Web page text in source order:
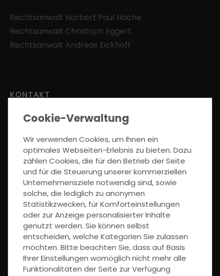
Rechtsanwalt Norbert Paul Hache
Rechtsanwalt Christoph Eggert
Rechtsanwalt Andreas Eickhoff
KONTAKT
HEERechtsanwälte
10777 Berlin
Tel.:030 856 13 77 20
Fax: 030 856 13 77 99
LEISTUNGSSPEKTRUM
Aktuelles
Grundstücksrecht
Cookie-Verwaltung
Wir verwenden Cookies, um Ihnen ein
optimales Webseiten-Erlebnis zu bieten. Dazu
zählen Cookies, die für den Betrieb der Seite
und für die Steuerung unserer kommerziellen
Unternehmensziele notwendig sind, sowie
solche, die lediglich zu anonymen
Statistikzwecken, für Komforteinstellungen
oder zur Anzeige personalisierter Inhalte
genutzt werden. Sie können selbst
entscheiden, welche Kategorien Sie zulassen
möchten. Bitte beachten Sie, dass auf Basis
Ihrer Einstellungen womöglich nicht mehr alle
Funktionalitäten der Seite zur Verfügung